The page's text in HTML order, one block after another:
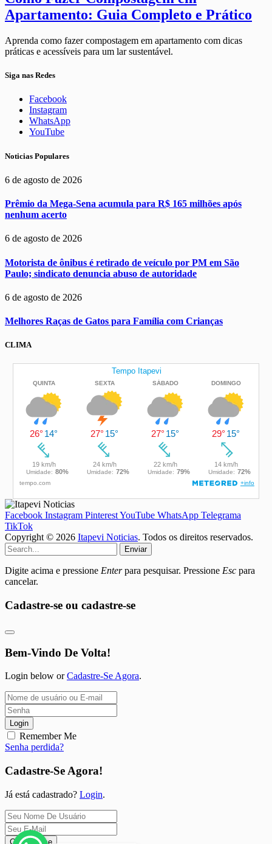
Apartamento: Guia Completo e Prático
Aprenda como fazer compostagem em apartamento com dicas
práticas e acessíveis para um lar sustentável.
Siga nas Redes
Facebook
Instagram
WhatsApp
YouTube
Noticias Populares
6 de agosto de 2026
Prêmio da Mega-Sena acumula para R$ 165 milhões após
nenhum acerto
6 de agosto de 2026
Motorista de ônibus é retirado de veículo por PM em São
Paulo; sindicato denuncia abuso de autoridade
6 de agosto de 2026
Melhores Raças de Gatos para Família com Crianças
CLIMA
Facebook Instagram PinterestYouTube WhatsApp Telegrama
TikTok
Copyright © 2026 Itapevi Noticias. Todos os direitos reservados.
Enviar
Digite acima e pressione Enterpara pesquisar. Pressione Esc para
cancelar.
Cadastre-se ou cadastre-se
Bem-Vindo De Volta!
Login below orCadastre-Se Agora.
Login
Remember Me
Senha perdida?
Cadastre-Se Agora!
Já está cadastrado? Login.
Cadastre-se